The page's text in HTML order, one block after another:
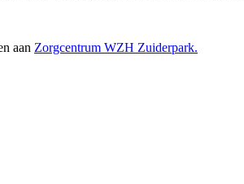
aan Zorgcentrum WZH Zuiderpark.